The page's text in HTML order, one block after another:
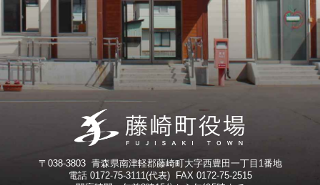
〒038-3803 青森県南津軽郡藤崎町大字西豊田一丁目1番地
電話 0172-75-3111(代表) FAX 0172-75-2515